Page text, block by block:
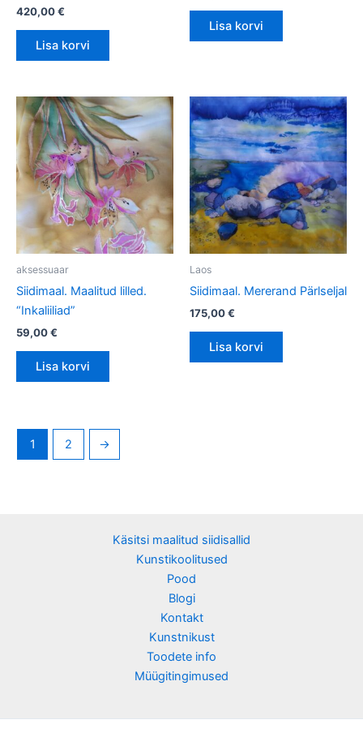
420,00€
Lisa korvi
Lisa korvi
aksessuaar
Siidimaal. Maalitud lilled.
“Inkaliiliad”
59,00€
Lisa korvi
Laos
Siidimaal. Mererand Pärlseljal
175,00€
Lisa korvi
1 2 →
Käsitsi maalitud siidisallid
Kunstikoolitused
Pood
Blogi
Kontakt
Kunstnikust
Toodete info
Müügitingimused